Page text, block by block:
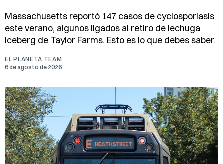
Massachusetts reportó 147 casos de cyclosporiasis
este verano, algunos ligados al retiro de lechuga
iceberg de Taylor Farms. Esto es lo que debes saber.
EL PLANETA TEAM
6 de agosto de 2026